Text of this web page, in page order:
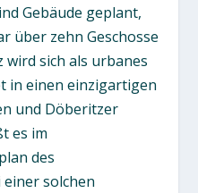
Gebäude geplant,
über zehn Geschosse
wird sich als urbanes
in einen einzigartigen
und Döberitzer
es im
des
solchen